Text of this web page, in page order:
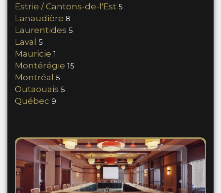
Estrie / Cantons-de-l'Est 5
Lanaudière 8
Laurentides 5
Laval 5
Mauricie 1
Montérégie 15
Montréal 5
Outaouais 5
Québec 9